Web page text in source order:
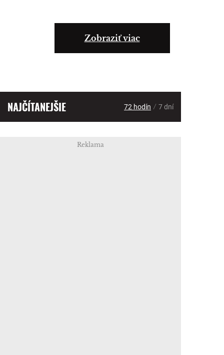
Zobraziť viac
NAJČÍTANEJŠIE 72 hodín / 7 dní
Reklama